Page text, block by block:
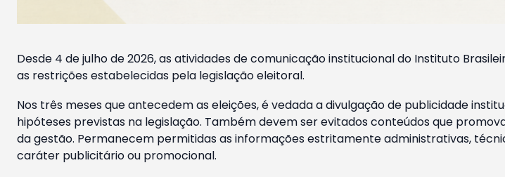
Desde 4 de julho de 2026, as atividades de comunicação institucional do Instituto
as restrições estabelecidas pela legislação eleitoral.
Nos três meses que antecedem as eleições, é vedada a divulgação de publicidade
hipóteses previstas na legislação. Também devem ser evitados conteúdos que
da gestão. Permanecem permitidas as informações estritamente administrativas,
caráter publicitário ou promocional.